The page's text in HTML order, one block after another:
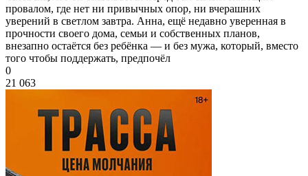
провалом, где нет ни привычных опор, ни вчерашних
уверений в светлом завтра. Анна, ещё недавно уверенная в
прочности своего дома, семьи и собственных планов,
внезапно остаётся без ребёнка — и без мужа, который, вместо
того чтобы поддержать, предпочёл
0
21 063